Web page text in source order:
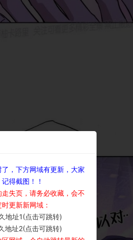
，下方网域有更新，大家
记得截图！！
失页，请务必收藏，会不
时更新新网域：
地址1(点击可跳转)
地址2(点击可跳转)